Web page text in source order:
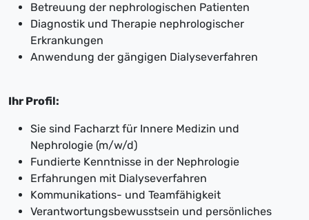
Betreuung der nephrologischen Patienten
Diagnostik und Therapie nephrologischer
Erkrankungen
Anwendung der gängigen Dialyseverfahren
Ihr Profil:
Sie sind Facharzt für Innere Medizin und
Nephrologie (m/w/d)
Fundierte Kenntnisse in der Nephrologie
Erfahrungen mit Dialyseverfahren
Kommunikations- und Teamfähigkeit
Verantwortungsbewusstsein und persönliches